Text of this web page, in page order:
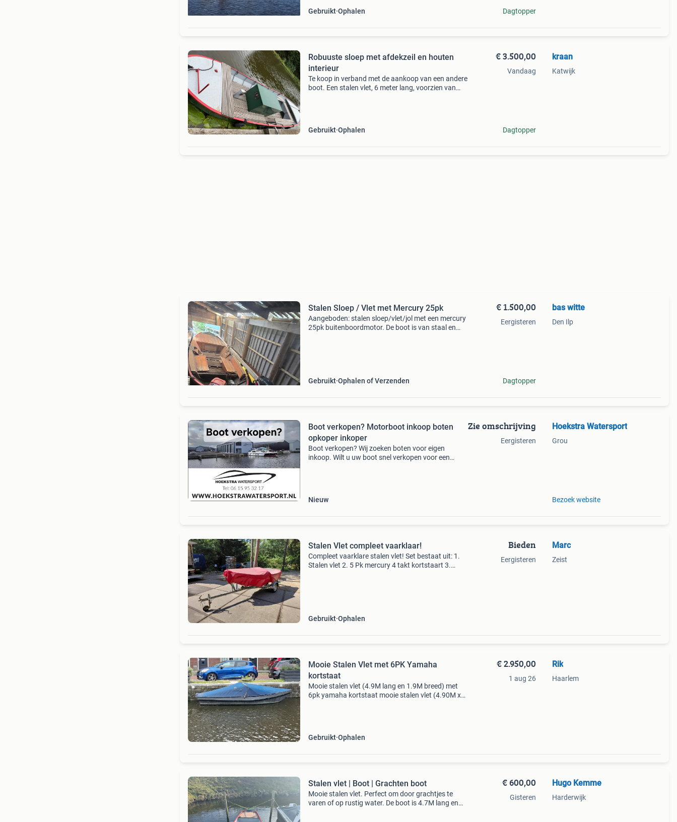
Gebruikt Ophalen Dagtopper
Robuuste sloep met afdekzeil en houten
interieur
Te koop in verband met de aankoop van een andere
boot. Een stalen vlet, 6 meter lang, voorzien van
Gebruikt Ophalen
€ 3.500,00
Vandaag
Dagtopper
kraan
Katwijk
Stalen Sloep / Vlet met Mercury 25pk
Aangeboden: stalen sloep/vlet/jol met een mercury
25pk buitenboordmotor. De boot is van staal en
Gebruikt Ophalen of Verzenden
€ 1.500,00
Eergisteren
Dagtopper
bas witte
Den Ilp
Boot verkopen? Motorboot inkoop boten
opkoper inkoper
Boot verkopen? Wij zoeken boten voor eigen
inkoop. Wilt u uw boot snel verkopen voor een
Nieuw
Zie omschrijving
Eergisteren
Hoekstra Watersport
Grou
Bezoek website
Stalen Vlet compleet vaarklaar!
Compleet vaarklare stalen vlet! Set bestaat uit: 1.
Stalen vlet 2. 5 Pk mercury 4 takt kortstaart 3.
Gebruikt Ophalen
Bieden
Eergisteren
Marc
Zeist
Mooie Stalen Vlet met 6PK Yamaha
kortstaat
Mooie stalen vlet (4.9M lang en 1.9M breed) met
6pk yamaha kortstaat mooie stalen vlet (4.90M x
Gebruikt Ophalen
€ 2.950,00
1 aug 26
Rik
Haarlem
Stalen vlet | Boot | Grachten boot
Mooie stalen vlet. Perfect om door grachtjes te
varen of op rustig water. De boot is 4.7M lang en
€ 600,00
Gisteren
Hugo Kemme
Harderwijk